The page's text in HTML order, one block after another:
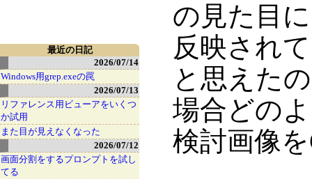
の見た目
反映され
と思えた
場合どの
検討画像
最近の日記
2026/07/14
Windows用grep.exeの罠
2026/07/13
リファレンス用ビューアをいくつ
か試用
また目が見えなくなった
2026/07/12
画面分割をするプロンプトを試し
てる